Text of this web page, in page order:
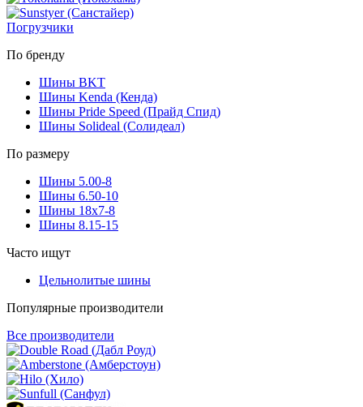
Погрузчики
По бренду
Шины BKT
Шины Kenda (Кенда)
Шины Pride Speed (Прайд Спид)
Шины Solideal (Солидеал)
По размеру
Шины 5.00-8
Шины 6.50-10
Шины 18x7-8
Шины 8.15-15
Часто ищут
Цельнолитые шины
Популярные производители
Все производители